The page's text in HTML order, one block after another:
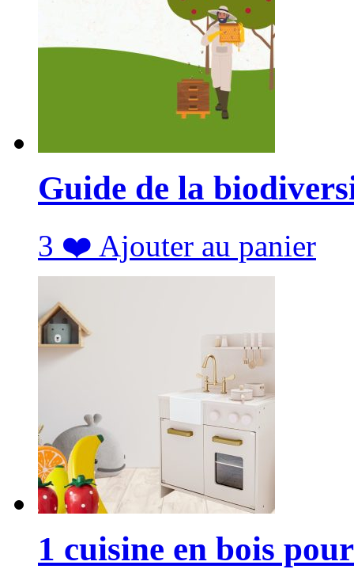
Guide de la
3 ❤️ Ajouter au panier
1 cuisine en bois